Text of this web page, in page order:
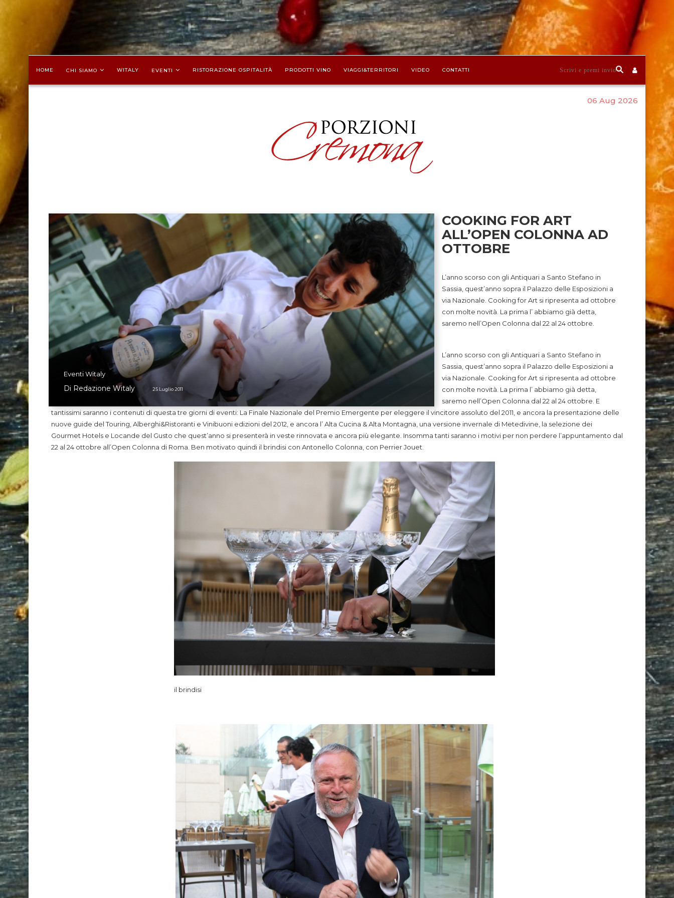
HOME CHI SIAMO WITALY EVENTI RISTORAZIONE OSPITALITÀ PRODOTTI VINO VIAGGI&TERRITORI VIDEO CONTATTI
06 Aug 2026
Eventi Witaly
Di Redazione Witaly 25 Luglio 2011
COOKING FOR ART
ALL’OPEN COLONNA AD
OTTOBRE
L’anno scorso con gli Antiquari a Santo Stefano in
Sassia, quest’anno sopra il Palazzo delle Esposizioni a
via Nazionale. Cooking for Art si ripresenta ad ottobre
con molte novità. La prima l’ abbiamo già detta,
saremo nell’Open Colonna dal 22 al 24 ottobre.
L’anno scorso con gli Antiquari a Santo Stefano in
Sassia, quest’anno sopra il Palazzo delle Esposizioni a
via Nazionale. Cooking for Art si ripresenta ad ottobre
con molte novità. La prima l’ abbiamo già detta,
saremo nell’Open Colonna dal 22 al 24 ottobre. E
tantissimi saranno i contenuti di questa tre giorni di eventi: La Finale Nazionale del Premio Emergente per eleggere il vincitore assoluto del 2011, e ancora la presentazione delle
nuove guide del Touring, Alberghi&Ristoranti e Vinibuoni edizioni del 2012, e ancora l’ Alta Cucina & Alta Montagna, una versione invernale di Metedivine, la selezione dei
Gourmet Hotels e Locande del Gusto che quest’anno si presenterà in veste rinnovata e ancora più elegante. Insomma tanti saranno i motivi per non perdere l’appuntamento dal
22 al 24 ottobre all’Open Colonna di Roma. Ben motivato quindi il brindisi con Antonello Colonna, con Perrier Jouet.
il brindisi